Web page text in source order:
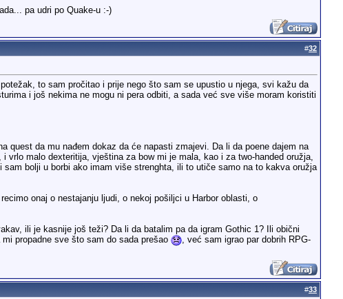
pa udri po Quake-u :-)
#32
to sam pročitao i prije nego što sam se upustio u njega, svi kažu da
i još nekima ne mogu ni pera odbiti, a sada već sve više moram koristiti
quest da mu nađem dokaz da će napasti zmajevi. Da li da poene dajem na
malo dexteritija, vještina za bow mi je mala, kao i za two-handed oružja,
bolji u borbi ako imam više strenghta, ili to utiče samo na to kakva oružja
onaj o nestajanju ljudi, o nekoj pošiljci u Harbor oblasti, o
ili je kasnije još teži? Da li da batalim pa da igram Gothic 1? Ili obični
propadne sve što sam do sada prešao
, već sam igrao par dobrih RPG-
#33